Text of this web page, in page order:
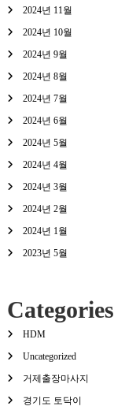
2024년 11월
2024년 10월
2024년 9월
2024년 8월
2024년 7월
2024년 6월
2024년 5월
2024년 4월
2024년 3월
2024년 2월
2024년 1월
2023년 5월
Categories
HDM
Uncategorized
거제출장마사지
경기도 토닥이